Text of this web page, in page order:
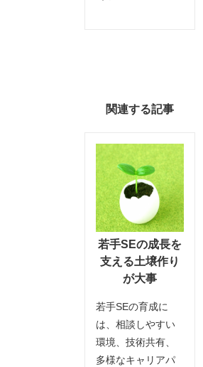
関連する記事
若手SEの成長を
支える土壌作り
が大事
若手SEの育成に
は、相談しやすい
環境、技術共有、
多様なキャリアパ